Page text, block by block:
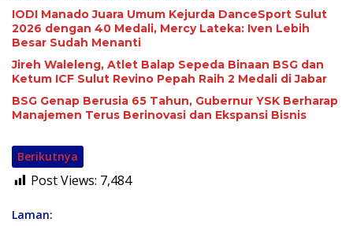
IODI Manado Juara Umum Kejurda DanceSport Sulut
2026 dengan 40 Medali, Mercy Lateka: Iven Lebih
Besar Sudah Menanti
Jireh Waleleng, Atlet Balap Sepeda Binaan BSG dan
Ketum ICF Sulut Revino Pepah Raih 2 Medali di Jabar
BSG Genap Berusia 65 Tahun, Gubernur YSK Berharap
Manajemen Terus Berinovasi dan Ekspansi Bisnis
Berikutnya
Post Views: 7,484
Laman: